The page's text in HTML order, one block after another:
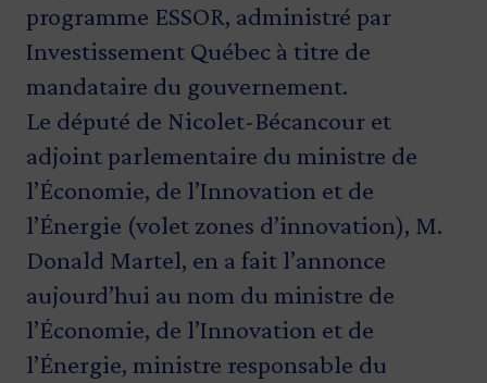
programme ESSOR, administré par
Investissement Québec à titre de
mandataire du gouvernement.
Le député de Nicolet-Bécancour et
adjoint parlementaire du ministre de
l’Économie, de l’Innovation et de
l’Énergie (volet zones d’innovation), M.
Donald Martel, en a fait l’annonce
aujourd’hui au nom du ministre de
l’Économie, de l’Innovation et de
l’Énergie, ministre responsable du